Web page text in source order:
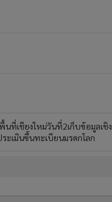
นที่เชียงใหม่วันที่2เก็บข้อมูลเชิง
ะเมินขึ้นทะเบียนมรดกโลก